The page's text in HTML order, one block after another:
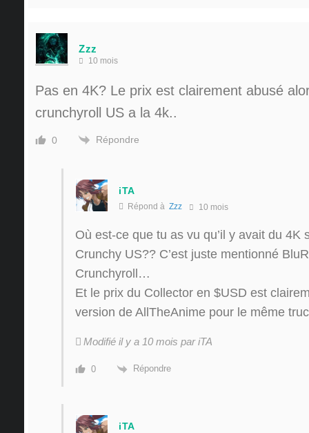
Zzz
10 mois
Pas en 4K? Le prix est clairement abusé
crunchyroll US a la 4k..
0 Répondre
iTA
Répond à Zzz 10 mois
Où est-ce que tu as vu qu’il y avait du 4K
Crunchy US?? C’est juste mentionné
Crunchyroll…
Et le prix du Collector en $USD est
version de AllTheAnime pour le même
Modifié il y a 10 mois par iTA
0 Répondre
iTA